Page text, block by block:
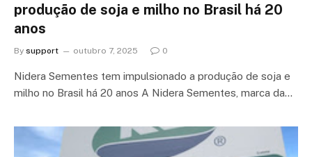
produção de soja e milho no Brasil há 20
anos
By support outubro 7, 2025 0
Nidera Sementes tem impulsionado a produção de soja e
milho no Brasil há 20 anos A Nidera Sementes, marca da…